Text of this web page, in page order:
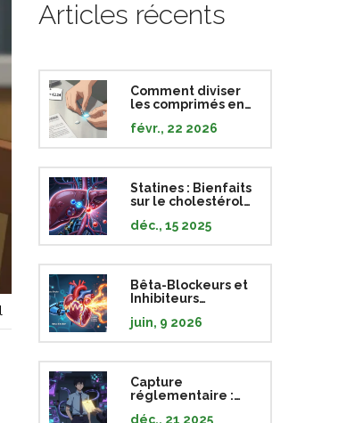
Articles récents
Comment diviser
les comprimés en
réduire le coût des
médicaments
févr., 22 2026
Statines : Bienfaits
sur le cholestérol
douleurs
musculaires
déc., 15 2025
Bêta-Blockeurs et
Inhibiteurs
Cardiaques de la
Thérapie
juin, 9 2026
Capture
réglementaire :
déc., 21 2025